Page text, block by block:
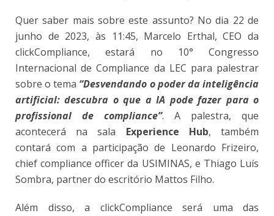
Quer saber mais sobre este assunto? No dia 22 de
junho de 2023, às 11:45, Marcelo Erthal, CEO da
clickCompliance, estará no 10° Congresso
Internacional de Compliance da LEC para palestrar
sobre o tema “Desvendando o poder da inteligência
artificial: descubra o que a IA pode fazer para o
profissional de compliance”. A palestra, que
acontecerá na sala Experience Hub, também
contará com a participação de Leonardo Frizeiro,
chief compliance officer da USIMINAS, e Thiago Luís
Sombra, partner do escritório Mattos Filho.
Além disso, a clickCompliance será uma das